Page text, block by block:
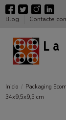
Blog Contacte
Inicio Packaging
34x9,5x9,5 cm